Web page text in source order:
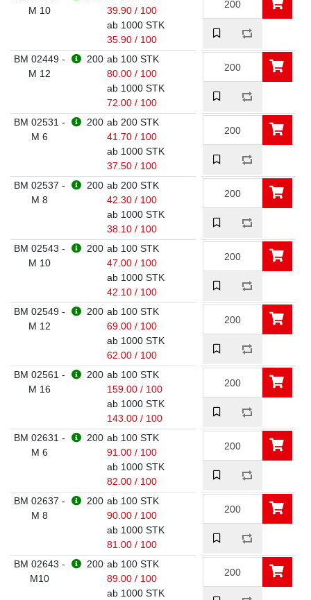
M 10
39.90 / 100
ab 1000 STK
35.90 / 100
BM 02449 -
M 12
200 ab 100 STK
80.00 / 100
ab 1000 STK
72.00 / 100
BM 02531 -
M 6
200 ab 200 STK
41.70 / 100
ab 1000 STK
37.50 / 100
BM 02537 -
M 8
200 ab 200 STK
42.30 / 100
ab 1000 STK
38.10 / 100
BM 02543 -
M 10
200 ab 100 STK
47.00 / 100
ab 1000 STK
42.10 / 100
BM 02549 -
M 12
200 ab 100 STK
69.00 / 100
ab 1000 STK
62.00 / 100
BM 02561 -
M 16
200 ab 100 STK
159.00 / 100
ab 1000 STK
143.00 / 100
BM 02631 -
M 6
200 ab 100 STK
91.00 / 100
ab 1000 STK
82.00 / 100
BM 02637 -
M 8
200 ab 100 STK
90.00 / 100
ab 1000 STK
81.00 / 100
BM 02643 -
M10
200 ab 100 STK
89.00 / 100
ab 1000 STK